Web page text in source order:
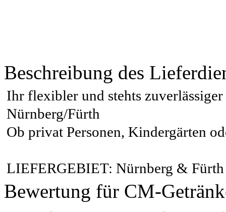
Beschreibung des
Ihr flexibler und stehts
Nürnberg/Fürth
Ob privat Personen, Kindergärten
LIEFERGEBIET: Nürnberg & Fürth
Bewertung für CM-